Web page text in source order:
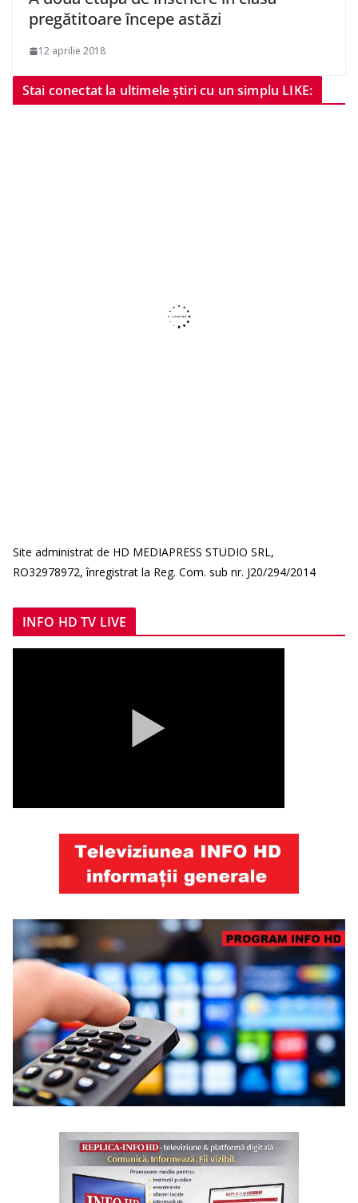
pregătitoare începe astăzi
12 aprilie 2018
Stai conectat la ultimele știri cu un simplu LIKE:
Site administrat de HD MEDIAPRESS STUDIO SRL,
RO32978972, înregistrat la Reg. Com. sub nr. J20/294/2014
INFO HD TV LIVE